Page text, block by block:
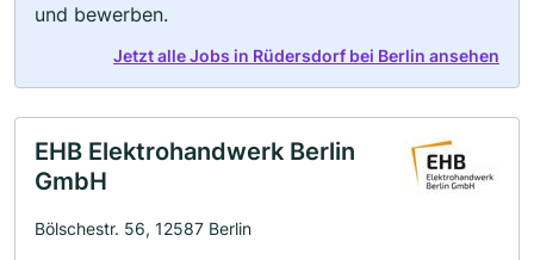
und bewerben.
Jetzt alle Jobs in Rüdersdorf bei Berlin ansehen
EHB Elektrohandwerk Berlin
GmbH
Bölschestr. 56, 12587 Berlin